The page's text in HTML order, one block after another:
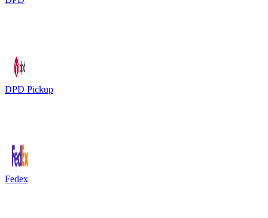
DPD Pickup
Fedex